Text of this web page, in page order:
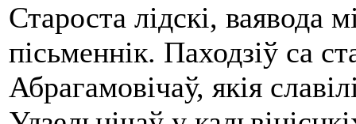
Староста лідскі, ваявода
пісьменнік. Паходзіў са
Абрагамовічаў, якія